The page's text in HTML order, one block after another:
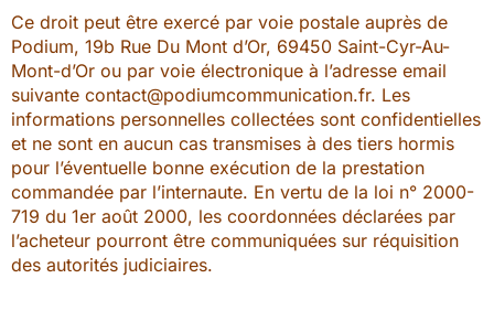
Ce droit peut être exercé par voie postale auprès de
Podium, 19b Rue Du Mont d’Or, 69450 Saint-Cyr-Au-
Mont-d’Or ou par voie électronique à l’adresse email
suivante contact@podiumcommunication.fr. Les
informations personnelles collectées sont confidentielles
et ne sont en aucun cas transmises à des tiers hormis
pour l’éventuelle bonne exécution de la prestation
commandée par l’internaute. En vertu de la loi n° 2000-
719 du 1er août 2000, les coordonnées déclarées par
l’acheteur pourront être communiquées sur réquisition
des autorités judiciaires.